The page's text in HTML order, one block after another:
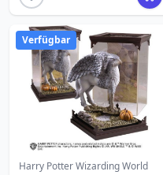
Verfügbar
Harry Potter Wizarding World